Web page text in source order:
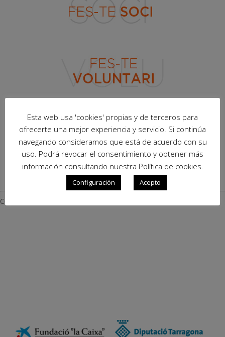
COLABORADORES – COL·LABORADORS
Esta web usa 'cookies' propias y de terceros para
ofrecerte una mejor experiencia y servicio. Si continúa
navegando consideramos que está de acuerdo con su
uso. Podrá revocar el consentimiento y obtener más
información consultando nuestra Política de cookies.
Configuración Acepto